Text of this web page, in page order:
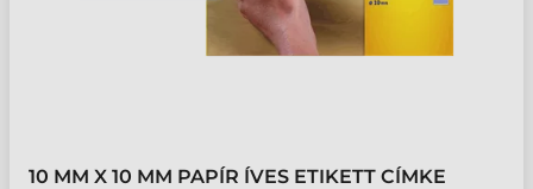
10 MM X 10 MM PAPÍR ÍVES ETIKETT CÍMKE